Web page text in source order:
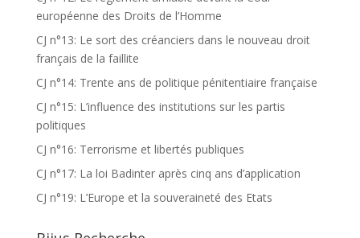
européenne des Droits de l’Homme
CJ n°13: Le sort des créanciers dans le nouveau droit
français de la faillite
CJ n°14: Trente ans de politique pénitentiaire française
CJ n°15: L’influence des institutions sur les partis
politiques
CJ n°16: Terrorisme et libertés publiques
CJ n°17: La loi Badinter après cinq ans d’application
CJ n°19: L’Europe et la souveraineté des Etats